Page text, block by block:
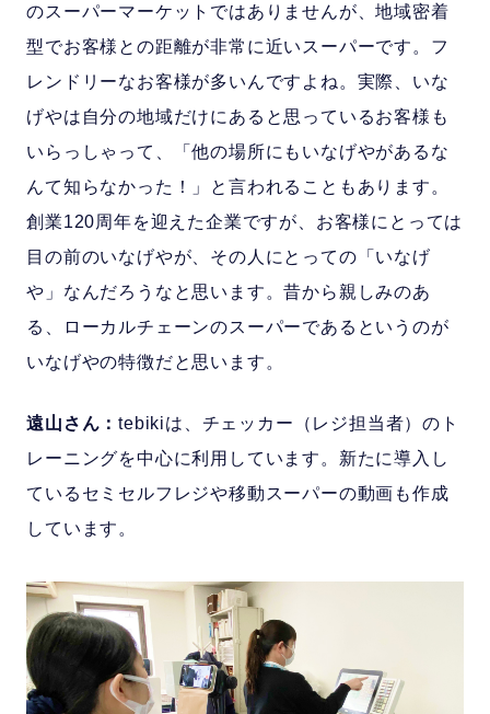
のスーパーマーケットではありませんが、地域密着
型でお客様との距離が非常に近いスーパーです。フ
レンドリーなお客様が多いんですよね。実際、いな
げやは自分の地域だけにあると思っているお客様も
いらっしゃって、「他の場所にもいなげやがあるな
んて知らなかった！」と言われることもあります。
創業120周年を迎えた企業ですが、お客様にとっては
目の前のいなげやが、その人にとっての「いなげ
や」なんだろうなと思います。昔から親しみのあ
る、ローカルチェーンのスーパーであるというのが
いなげやの特徴だと思います。
遠山さん：tebikiは、チェッカー（レジ担当者）のト
レーニングを中心に利用しています。新たに導入し
ているセミセルフレジや移動スーパーの動画も作成
しています。